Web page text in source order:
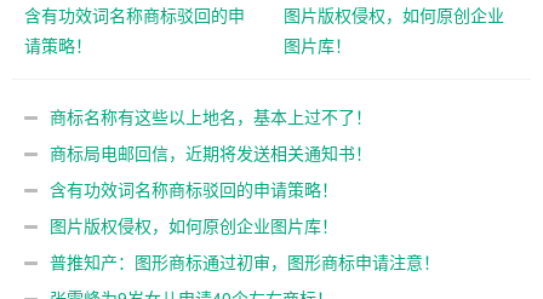
含有功效词名称商标驳回的申
请策略！
图片版权侵权，如何原创企业
图片库！
商标名称有这些以上地名，基本上过不了！
商标局电邮回信，近期将发送相关通知书！
含有功效词名称商标驳回的申请策略！
图片版权侵权，如何原创企业图片库！
普推知产：图形商标通过初审，图形商标申请注意！